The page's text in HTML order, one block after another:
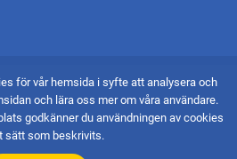
för vår hemsida i syfte att analysera och
och lära oss mer om våra användare.
godkänner du användningen av cookies
sätt som beskrivits.